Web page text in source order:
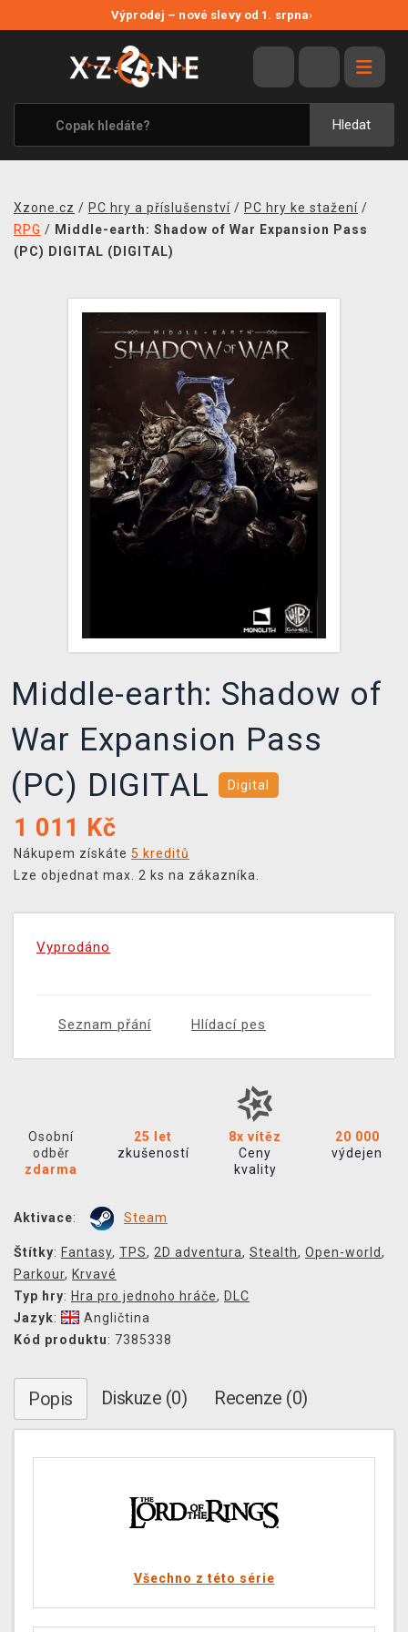
Výprodej – nové slevy od 1. srpna›
Hledat
VÝPRODEJ
VIDEOHRY
XZONE ORIGINALS
TÉMATIKY
MERCHANDISE
XZONE KLUB
TCG & BOARDGAME HUB
VÝKUP HER (BAZAR)
Xzone.cz / PC hry a příslušenství / PC hry ke stažení /
RPG / Middle-earth: Shadow of War Expansion Pass
(PC) DIGITAL (DIGITAL)
Middle-earth: Shadow of
War Expansion Pass
(PC) DIGITAL
Digital
1 011 Kč
Nákupem získáte 5 kreditů
Lze objednat max. 2 ks na zákazníka.
Vyprodáno
Seznam přání Hlídací pes
Osobní
odběr
zdarma
25 let
zkušeností
8x vítěz
Ceny
kvality
20 000
výdejen
Aktivace: Steam
Štítky: Fantasy, TPS, 2D adventura, Stealth, Open-world,
Parkour, Krvavé
Typ hry: Hra pro jednoho hráče, DLC
Jazyk:
Angličtina
Kód produktu: 7385338
Popis Diskuze (0) Recenze (0)
Všechno z této série